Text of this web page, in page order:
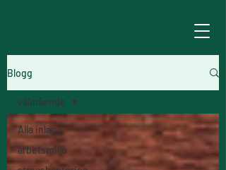
Blogg
Alla inlägg
arbetsmiljö
välmående